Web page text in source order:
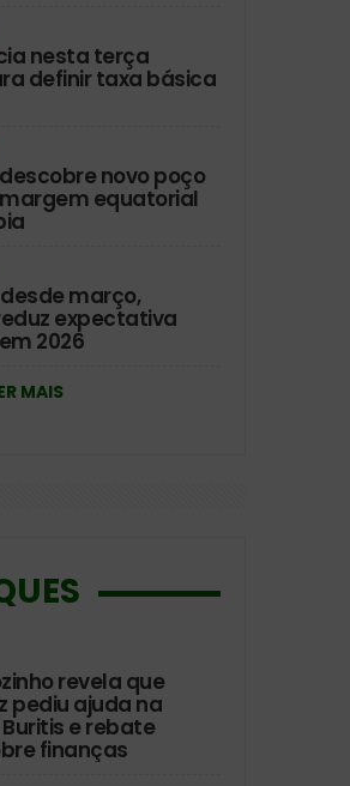
nesta terça
definir taxa básica
novo poço
equatorial
desde março,
expectativa
2026
MAIS
revela que
pediu ajuda na
e rebate
finanças